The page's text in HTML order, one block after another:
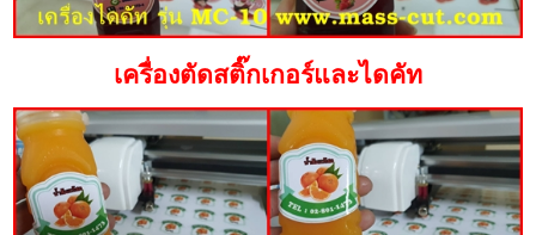
เครื่องตัดสติ๊กเกอร์และไดคัท